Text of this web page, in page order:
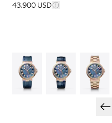
43.900 USD